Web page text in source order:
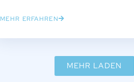
MEHR ERFAHREN
MEHR LADEN